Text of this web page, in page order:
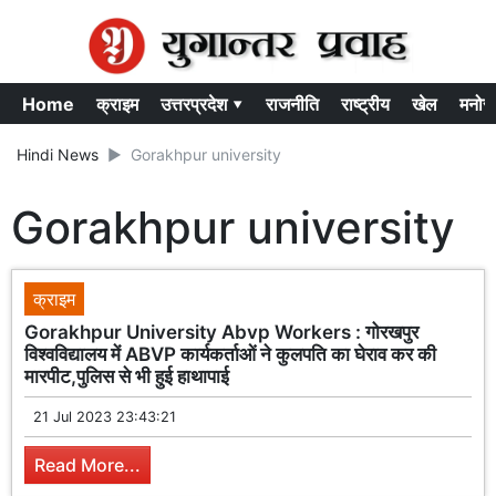
Home क्राइम उत्तरप्रदेश ▾ राजनीति राष्ट्रीय खेल
Hindi News Gorakhpur university
Gorakhpur university
क्राइम
Gorakhpur University Abvp Workers : गोरखपुर
विश्वविद्यालय में ABVP कार्यकर्ताओं ने कुलपति का घेराव कर की
मारपीट,पुलिस से भी हुई हाथापाई
21 Jul 2023 23:43:21
Read More...